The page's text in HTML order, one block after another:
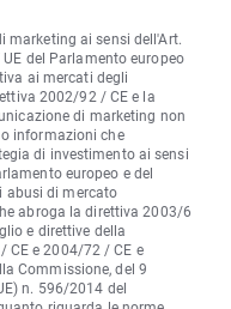
marketing ai sensi dell'Art.
del Parlamento europeo
ai mercati degli
2002/92 / CE e la
di marketing non
informazioni che
di investimento ai sensi
europeo e del
abusi di mercato
abroga la direttiva 2003/6
e direttive della
CE e 2004/72 / CE e
Commissione, del 9
n. 596/2014 del